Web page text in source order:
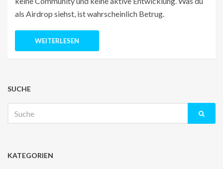
als Airdrop siehst, ist wahrscheinlich Betrug.
WEITERLESEN
SUCHE
nach:
KATEGORIEN